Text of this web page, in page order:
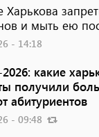
Харькова
и мыть ею
- 14:18
какие
получили
абитуриентов
- 09:48